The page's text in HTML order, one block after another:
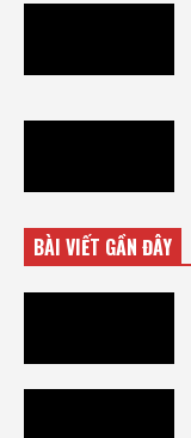
BÀI VIẾT GẦN ĐÂY